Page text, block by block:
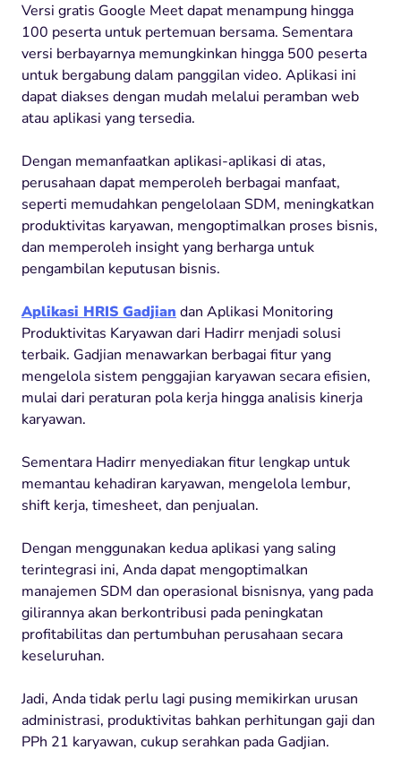
Versi gratis Google Meet dapat menampung hingga
100 peserta untuk pertemuan bersama. Sementara
versi berbayarnya memungkinkan hingga 500 peserta
untuk bergabung dalam panggilan video. Aplikasi ini
dapat diakses dengan mudah melalui peramban web
atau aplikasi yang tersedia.
Dengan memanfaatkan aplikasi-aplikasi di atas,
perusahaan dapat memperoleh berbagai manfaat,
seperti memudahkan pengelolaan SDM, meningkatkan
produktivitas karyawan, mengoptimalkan proses bisnis,
dan memperoleh insight yang berharga untuk
pengambilan keputusan bisnis.
Aplikasi HRIS Gadjian dan Aplikasi Monitoring
Produktivitas Karyawan dari Hadirr menjadi solusi
terbaik. Gadjian menawarkan berbagai fitur yang
mengelola sistem penggajian karyawan secara efisien,
mulai dari peraturan pola kerja hingga analisis kinerja
karyawan.
Sementara Hadirr menyediakan fitur lengkap untuk
memantau kehadiran karyawan, mengelola lembur,
shift kerja, timesheet, dan penjualan.
Dengan menggunakan kedua aplikasi yang saling
terintegrasi ini, Anda dapat mengoptimalkan
manajemen SDM dan operasional bisnisnya, yang pada
gilirannya akan berkontribusi pada peningkatan
profitabilitas dan pertumbuhan perusahaan secara
keseluruhan.
Jadi, Anda tidak perlu lagi pusing memikirkan urusan
administrasi, produktivitas bahkan perhitungan gaji dan
PPh 21 karyawan, cukup serahkan pada Gadjian.